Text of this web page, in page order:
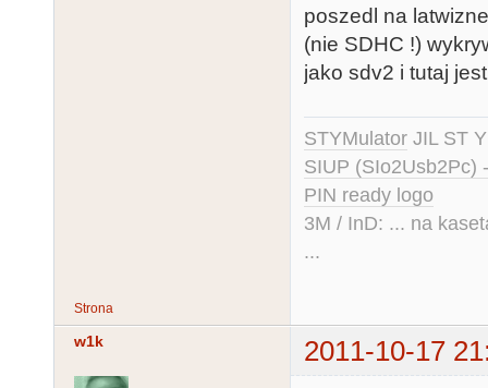
poszedl na
(nie SDHC !)
jako sdv2 i tutaj
STYMulator JIL ST
SIUP (SIo2Usb2Pc)
PIN ready logo
3M / InD: ... na
...
Strona
w1k 2011-10-17